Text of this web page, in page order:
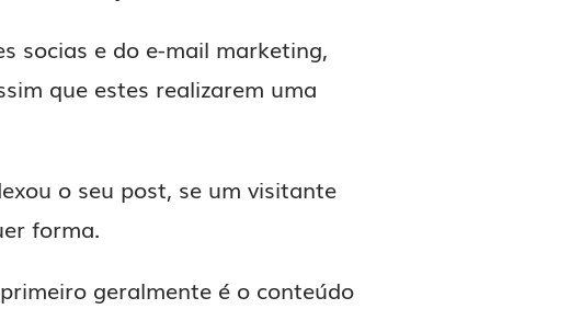
socias e do e-mail marketing,
que estes realizarem uma
o seu post, se um visitante
forma.
geralmente é o conteúdo